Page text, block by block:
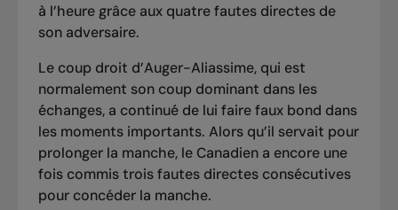
à l’heure grâce aux quatre fautes directes de
son adversaire.
Le coup droit d’Auger-Aliassime, qui est
normalement son coup dominant dans les
échanges, a continué de lui faire faux bond dans
les moments importants. Alors qu’il servait pour
prolonger la manche, le Canadien a encore une
fois commis trois fautes directes consécutives
pour concéder la manche.